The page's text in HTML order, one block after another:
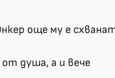
още му е
душа, а и вече